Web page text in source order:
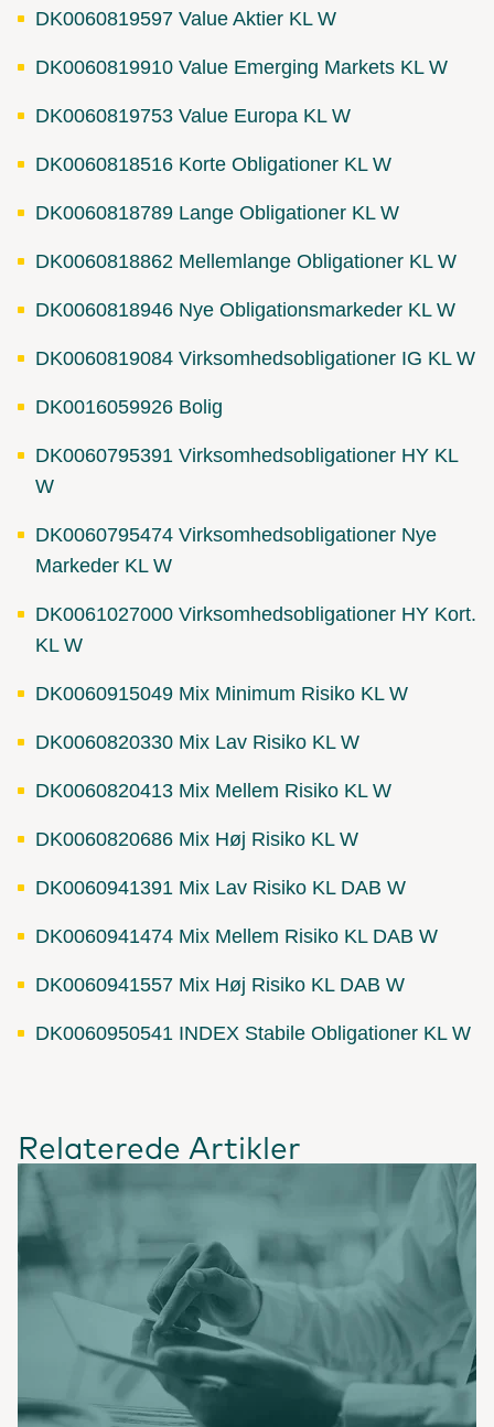
DK0060819597 Value Aktier KL W
DK0060819910 Value Emerging Markets KL W
DK0060819753 Value Europa KL W
DK0060818516 Korte Obligationer KL W
DK0060818789 Lange Obligationer KL W
DK0060818862 Mellemlange Obligationer KL W
DK0060818946 Nye Obligationsmarkeder KL W
DK0060819084 Virksomhedsobligationer IG KL W
DK0016059926 Bolig
DK0060795391 Virksomhedsobligationer HY KL
W
DK0060795474 Virksomhedsobligationer Nye
Markeder KL W
DK0061027000 Virksomhedsobligationer HY Kort.
KL W
DK0060915049 Mix Minimum Risiko KL W
DK0060820330 Mix Lav Risiko KL W
DK0060820413 Mix Mellem Risiko KL W
DK0060820686 Mix Høj Risiko KL W
DK0060941391 Mix Lav Risiko KL DAB W
DK0060941474 Mix Mellem Risiko KL DAB W
DK0060941557 Mix Høj Risiko KL DAB W
DK0060950541 INDEX Stabile Obligationer KL W
Relaterede Artikler